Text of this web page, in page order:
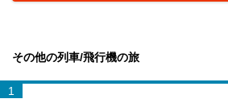
その他の列車/飛行機の旅
1